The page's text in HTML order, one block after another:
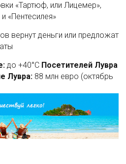
«Тартюф, или Лицемер»,
«Пентесилея»
вернут деньги или предложат
до +40°C Посетителей Лувра
Лувра: 88 млн евро (октябрь